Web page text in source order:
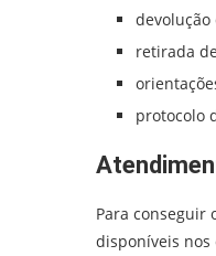
devolução
retirada
protocolo
Para conseguir
disponíveis nos